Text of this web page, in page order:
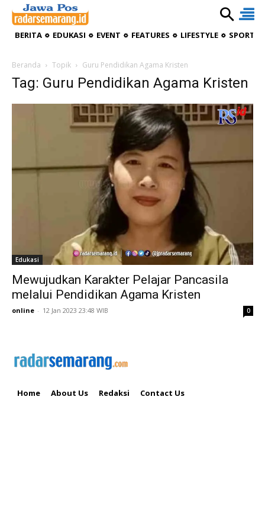
BERITA EDUKASI EVENT FEATURES LIFESTYLE
Beranda Topik Guru Pendidikan Agama Kristen
Tag: Guru Pendidikan Agama Kristen
Edukasi
Mewujudkan Karakter Pelajar Pancasila
melalui Pendidikan Agama Kristen
online - 12 Jan 2023 23:48 WIB 0
Home About Us Redaksi Contact Us